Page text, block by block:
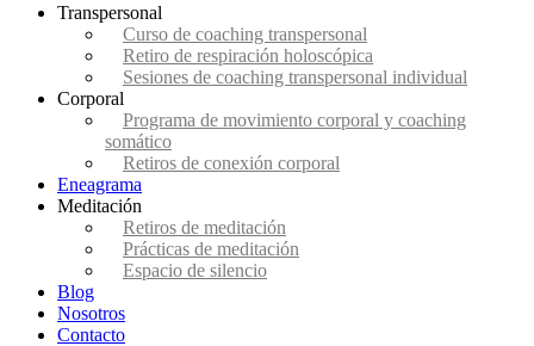
Transpersonal
Curso de coaching transpersonal
Retiro de respiración holoscópica
Sesiones de coaching transpersonal individual
Corporal
Programa de movimiento corporal y coaching
somático
Retiros de conexión corporal
Eneagrama
Meditación
Retiros de meditación
Prácticas de meditación
Espacio de silencio
Blog
Nosotros
Contacto